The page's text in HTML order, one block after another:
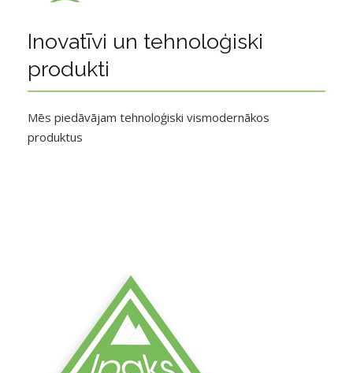
Inovatīvi un tehnoloģiski
produkti
Mēs piedāvājam tehnoloģiski vismodernākos
produktus